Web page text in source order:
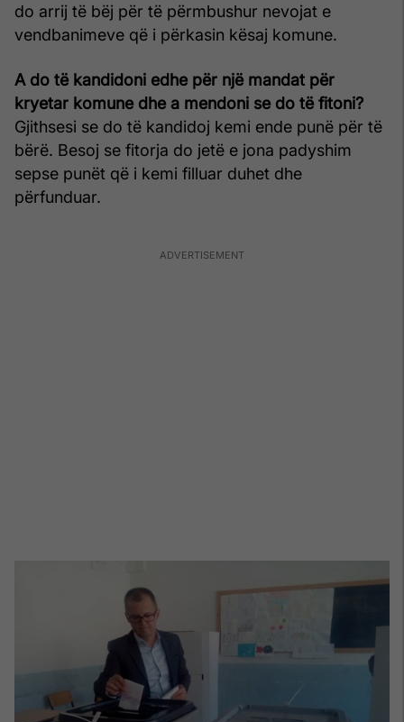
do arrij të bëj për të përmbushur nevojat e
vendbanimeve që i përkasin kësaj komune.
A do të kandidoni edhe për një mandat për
kryetar komune dhe a mendoni se do të fitoni?
Gjithsesi se do të kandidoj kemi ende punë për të
bërë. Besoj se fitorja do jetë e jona padyshim
sepse punët që i kemi filluar duhet dhe
përfunduar.